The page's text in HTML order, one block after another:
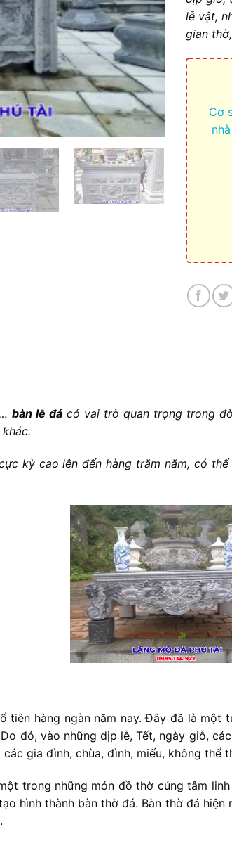
lễ vật,
gian
Cơ
bàn lễ đá có vai trò quan trọng trong
kỳ cao lên đến hàng trăm năm, có
hàng ngàn năm nay. Đây đã là
đó, vào những dịp lễ, Tết, ngày giỗ,
gia đình, chùa, đình, miếu, không thể
trong những món đồ thờ cúng tâm
hình thành bàn thờ đá. Bàn thờ đá